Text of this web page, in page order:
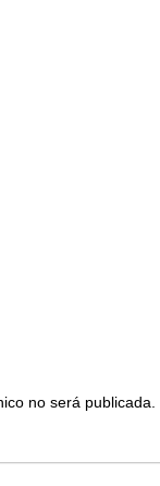
no será publicada.